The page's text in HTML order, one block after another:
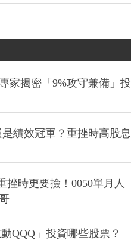
家揭密「9%攻守兼備」投
績效冠軍？重挫時高股息
挫時更要撿！0050單月人
QQQ」投資哪些股票？